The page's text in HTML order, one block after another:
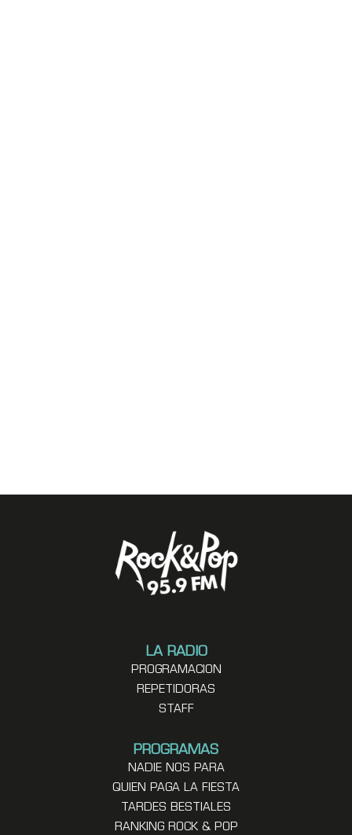
LA RADIO
PROGRAMACION
REPETIDORAS
STAFF
PROGRAMAS
NADIE NOS PARA
QUIEN PAGA LA FIESTA
TARDES BESTIALES
RANKING ROCK & POP